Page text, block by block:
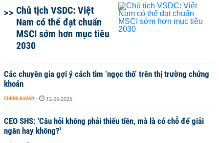
Chủ tịch VSDC: Việt
Nam có thể đạt chuẩn
MSCI sớm hơn mục tiêu
2030
Các chuyên gia gợi ý cách tìm ‘ngọc thô’ trên thị trường chứng
khoán
CHỨNG KHOÁN - 12-06-2026
CEO SHS: 'Câu hỏi không phải thiếu tiền, mà là có chỗ để giải
ngân hay không?'